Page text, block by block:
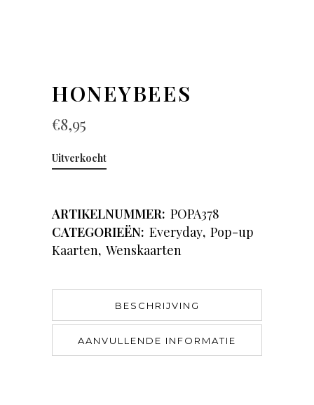
HONEYBEES
€8,95
Uitverkocht
ARTIKELNUMMER: POPA378
CATEGORIEËN: Everyday, Pop-up
Kaarten, Wenskaarten
BESCHRIJVING
AANVULLENDE INFORMATIE